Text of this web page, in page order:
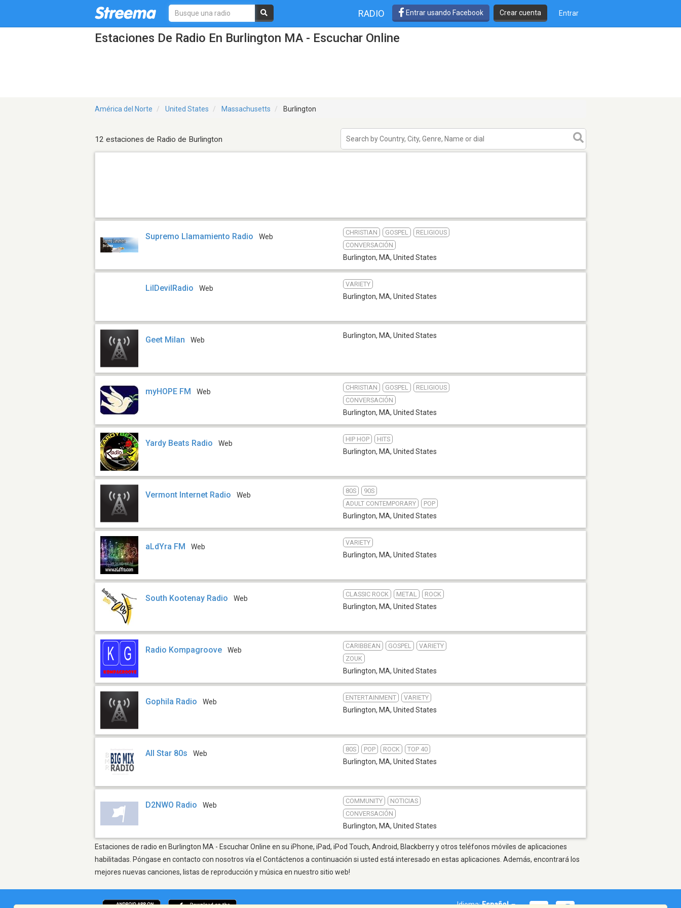
RADIO Entrar usando Facebook Crear cuenta Entrar
Estaciones De Radio En Burlington MA - Escuchar Online
América del Norte United States Massachusetts Burlington
12 estaciones de Radio de Burlington
Supremo Llamamiento Radio Web
CHRISTIAN GOSPEL
RELIGIOUS
CONVERSACIÓN
Burlington, MA, United States
LilDevilRadio Web
VARIETY
Burlington, MA, United States
Geet Milan Web
Burlington, MA, United States
myHOPE FM Web
CHRISTIAN GOSPEL
RELIGIOUS
CONVERSACIÓN
Burlington, MA, United States
Yardy Beats Radio Web
HIP HOP HITS
Burlington, MA, United States
Vermont Internet Radio Web
80S
90S
ADULT CONTEMPORARY
POP
Burlington, MA, United States
aLdYra FM Web
VARIETY
Burlington, MA, United States
South Kootenay Radio Web
CLASSIC ROCK METAL ROCK
Burlington, MA, United States
Radio Kompagroove Web
CARIBBEAN GOSPEL
VARIETY
ZOUK
Burlington, MA, United States
Gophila Radio Web
ENTERTAINMENT VARIETY
Burlington, MA, United States
All Star 80s Web
80S POP ROCK TOP 40
Burlington, MA, United States
D2NWO Radio Web
COMMUNITY
NOTICIAS
CONVERSACIÓN
Burlington, MA, United States
Estaciones de radio en Burlington MA - Escuchar Online en su iPhone, iPad, iPod Touch, Android, Blackberry y otros teléfonos móviles de aplicaciones
habilitadas. Póngase en contacto con nosotros vía el Contáctenos a continuación si usted está interesado en estas aplicaciones. Además, encontrará los
mejores nuevas canciones, listas de reproducción y música en nuestro sitio web!
Idioma:Español